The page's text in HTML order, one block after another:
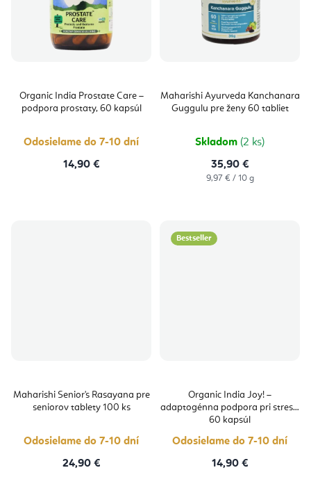
Organic India Prostate Care –
podpora prostaty, 60 kapsúl
Odosielame do 7-10 dní
14,90 €
Maharishi Ayurveda Kanchanara
Guggulu pre ženy 60 tabliet
Skladom (2 ks)
35,90 €
Jednotková
9,97 € / 10 g
Maharishi Senior's Rasayana pre
seniorov tablety 100 ks
Odosielame do 7-10 dní
24,90 €
Bestseller
Organic India Joy! –
adaptogénna podpora pri strese,
60 kapsúl
Odosielame do 7-10 dní
14,90 €